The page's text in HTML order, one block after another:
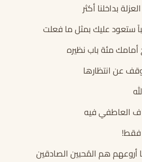
بداخلنا أكثر
ستعود عليك بمثل ما فعلت
مئة باب نظيره
عن انتظارها
العاطفي فيه
فقط!
أروعهم هم المُحبين الصادقين